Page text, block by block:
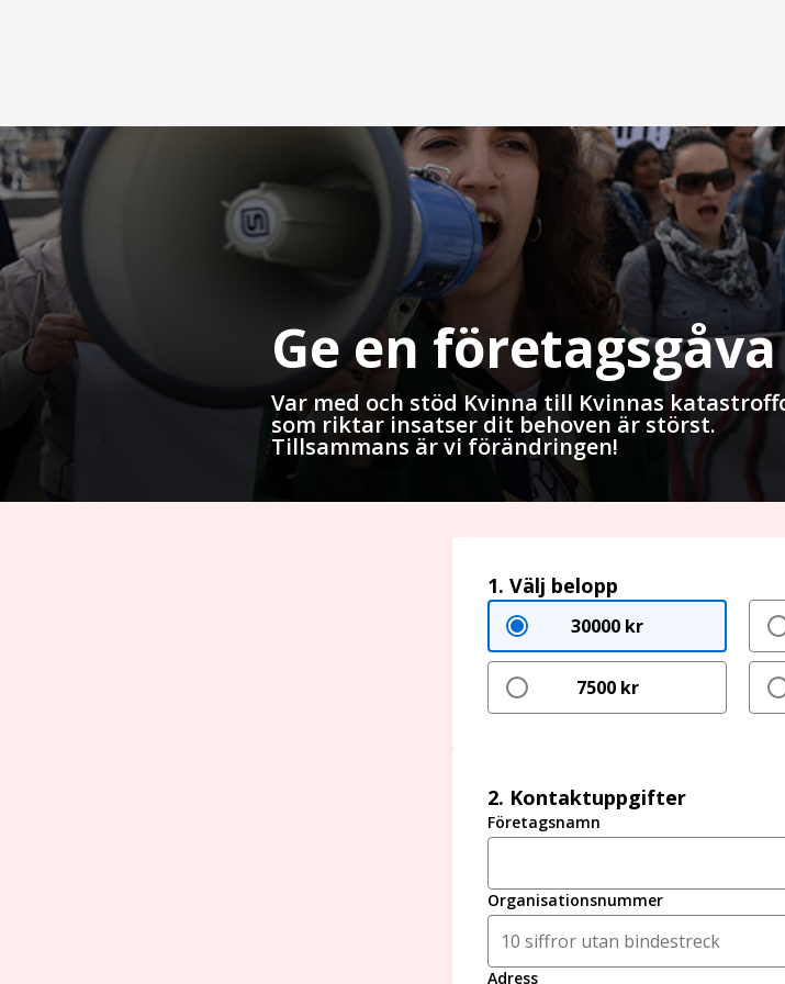
Ge en företagsgåva
Var med och stöd Kvinna till Kvinnas
som riktar insatser dit behoven är störst.
Tillsammans är vi förändringen!
1. Välj belopp
30000 kr
7500 kr
2. Kontaktuppgifter
Företagsnamn
Organisationsnummer
Adress